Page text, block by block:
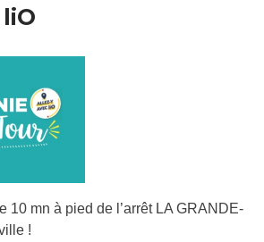
10 mn à pied de l’arrêt LA GRANDE-
!